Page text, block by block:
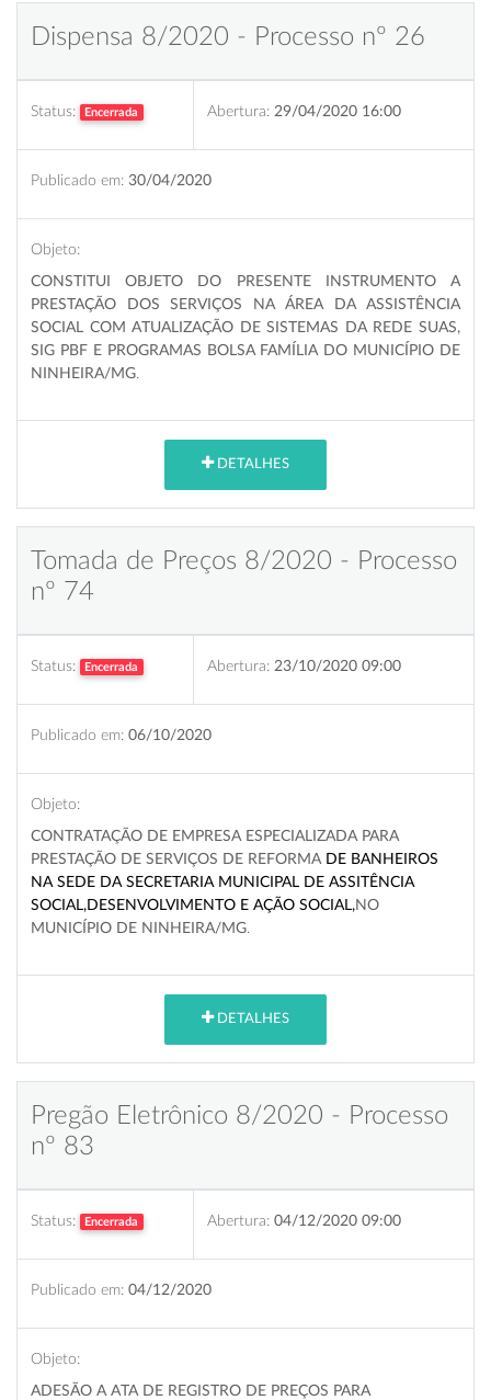
Dispensa 8/2020 - Processo nº 26
Status: Encerrada Abertura: 29/04/2020 16:00
Publicado em: 30/04/2020
Objeto:
CONSTITUI OBJETO DO PRESENTE INSTRUMENTO A
PRESTAÇÃO DOS SERVIÇOS NA ÁREA DA ASSISTÊNCIA
SOCIAL COM ATUALIZAÇÃO DE SISTEMAS DA REDE SUAS,
SIG PBF E PROGRAMAS BOLSA FAMÍLIA DO MUNICÍPIO DE
NINHEIRA/MG
DETALHES
Tomada de Preços 8/2020 - Processo
nº 74
Status: Encerrada Abertura: 23/10/2020 09:00
Publicado em: 06/10/2020
Objeto:
CONTRATAÇÃO DE EMPRESA ESPECIALIZADA PARA
PRESTAÇÃO DE SERVIÇOS DE REFORMA DE BANHEIROS
NA SEDE DA SECRETARIA MUNICIPAL DE ASSITÊNCIA
SOCIAL,DESENVOLVIMENTO E AÇÃO SOCIAL,NO
MUNICÍPIO DE NINHEIRA/MG
DETALHES
Pregão Eletrônico 8/2020 - Processo
nº 83
Status: Encerrada Abertura: 04/12/2020 09:00
Publicado em: 04/12/2020
Objeto:
ADESÃO A ATA DE REGISTRO DE PREÇOS PARA